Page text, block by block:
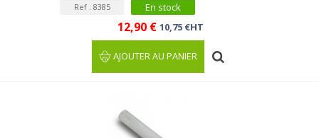
Ref : 8385 En stock
12,90 € 10,75 €HT
AJOUTER AU PANIER